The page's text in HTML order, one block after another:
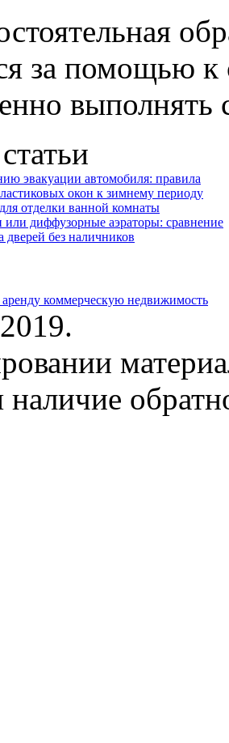
за помощью
выполнять
эвакуации автомобиля: правила
окон к зимнему периоду
отделки ванной комнаты
или диффузорные аэраторы: сравнение
без наличников
коммерческую недвижимость
наличие